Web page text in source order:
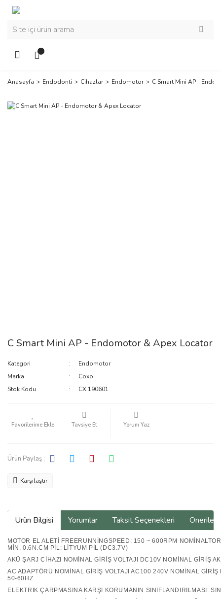
Anasayfa Endodonti Cihazlar Endomotor C Smart Mini AP -
C Smart Mini AP - Endomotor & Apex Locator
Kategori
Endomotor
Marka
Coxo
Stok Kodu
CX.190601
Tavsiye Et Yorum Yaz
Ürün Paylaş :
Karşılaştır
Ürün Bilgisi Yorumlar Taksit Seçenekleri
MOTOR EL ALETİ FREERUNNİNGSPEED: 150 ~ 600RPM
MİN. 0.6N.CM PİL: LİTYUM PİL (DC3.7V)
AKÜ ŞARJ CİHAZI NOMİNAL GİRİŞ VOLTAJI DC10V NOMİNAL GİRİŞ
AC ADAPTÖRÜ NOMİNAL GİRİŞ VOLTAJI AC100 240V NOMİNAL GİRİŞ
50-60HZ
ELEKTRİK ÇARPMASINA KARŞI KORUMANIN SINIFLANDIRILMASI: